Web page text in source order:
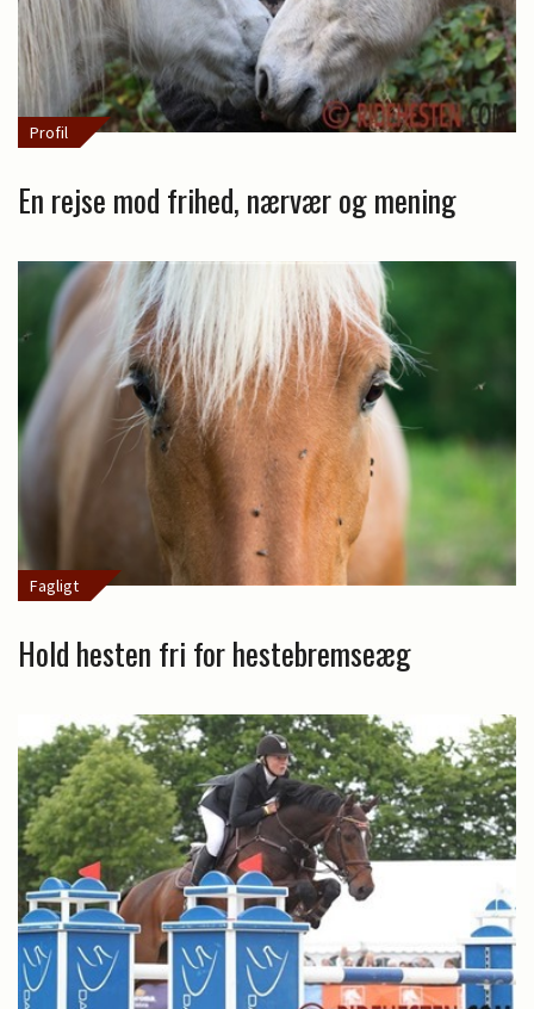
Profil
En rejse mod frihed, nærvær og mening
Fagligt
Hold hesten fri for hestebremseæg